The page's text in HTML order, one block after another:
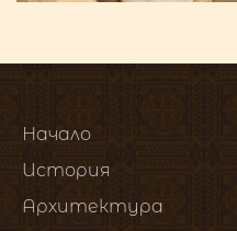
Начало
История
Архитектура